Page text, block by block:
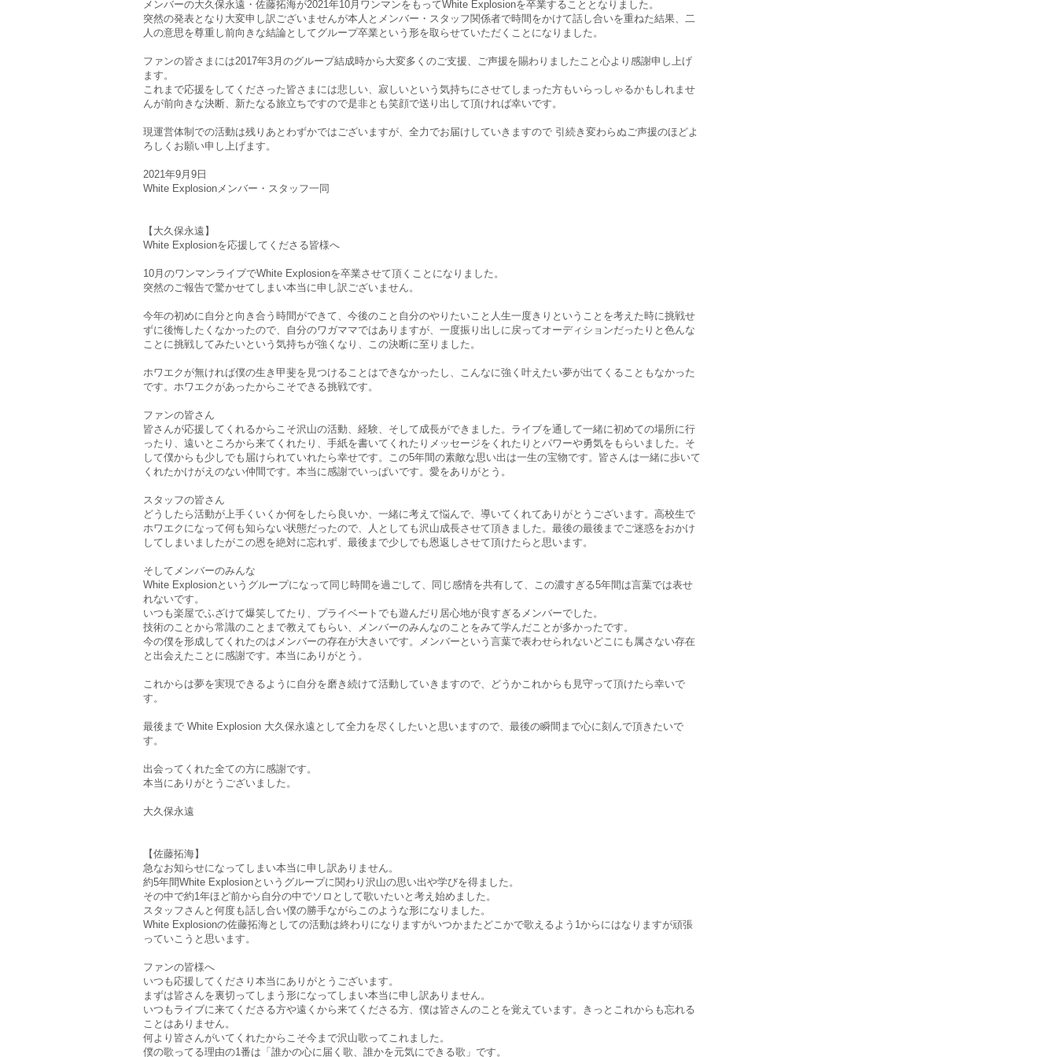
メンバーの大久保永遠・佐藤拓海が2021年10月ワンマンをもってWhite Explosionを卒業することとなりました。
突然の発表となり大変申し訳ございませんが本人とメンバー・スタッフ関係者で時間をかけて話し合いを重ねた結果、二
人の意思を尊重し前向きな結論としてグループ卒業という形を取らせていただくことになりました。
ファンの皆さまには2017年3月のグループ結成時から大変多くのご支援、ご声援を賜わりましたこと心より感謝申し上げ
ます。
これまで応援をしてくださった皆さまには悲しい、寂しいという気持ちにさせてしまった方もいらっしゃるかもしれませ
んが前向きな決断、新たなる旅立ちですので是非とも笑顔で送り出して頂ければ幸いです。
現運営体制での活動は残りあとわずかではございますが、全力でお届けしていきますので 引続き変わらぬご声援のほどよ
ろしくお願い申し上げます。
2021年9月9日
White Explosionメンバー・スタッフ一同
【大久保永遠】
White Explosionを応援してくださる皆様へ
10月のワンマンライブでWhite Explosionを卒業させて頂くことになりました。
突然のご報告で驚かせてしまい本当に申し訳ございません。
今年の初めに自分と向き合う時間ができて、今後のこと自分のやりたいこと人生一度きりということを考えた時に挑戦せ
ずに後悔したくなかったので、自分のワガママではありますが、一度振り出しに戻ってオーディションだったりと色んな
ことに挑戦してみたいという気持ちが強くなり、この決断に至りました。
ホワエクが無ければ僕の生き甲斐を見つけることはできなかったし、こんなに強く叶えたい夢が出てくることもなかった
です。ホワエクがあったからこそできる挑戦です。
ファンの皆さん
皆さんが応援してくれるからこそ沢山の活動、経験、そして成長ができました。ライブを通して一緒に初めての場所に行
ったり、遠いところから来てくれたり、手紙を書いてくれたりメッセージをくれたりとパワーや勇気をもらいました。そ
して僕からも少しでも届けられていれたら幸せです。この5年間の素敵な思い出は一生の宝物です。皆さんは一緒に歩いて
くれたかけがえのない仲間です。本当に感謝でいっぱいです。愛をありがとう。
スタッフの皆さん
どうしたら活動が上手くいくか何をしたら良いか、一緒に考えて悩んで、導いてくれてありがとうございます。高校生で
ホワエクになって何も知らない状態だったので、人としても沢山成長させて頂きました。最後の最後までご迷惑をおかけ
してしまいましたがこの恩を絶対に忘れず、最後まで少しでも恩返しさせて頂けたらと思います。
そしてメンバーのみんな
White Explosionというグループになって同じ時間を過ごして、同じ感情を共有して、この濃すぎる5年間は言葉では表せ
れないです。
いつも楽屋でふざけて爆笑してたり、プライベートでも遊んだり居心地が良すぎるメンバーでした。
技術のことから常識のことまで教えてもらい、メンバーのみんなのことをみて学んだことが多かったです。
今の僕を形成してくれたのはメンバーの存在が大きいです。メンバーという言葉で表わせられないどこにも属さない存在
と出会えたことに感謝です。本当にありがとう。
これからは夢を実現できるように自分を磨き続けて活動していきますので、どうかこれからも見守って頂けたら幸いで
す。
最後まで White Explosion 大久保永遠として全力を尽くしたいと思いますので、最後の瞬間まで心に刻んで頂きたいで
す。
出会ってくれた全ての方に感謝です。
本当にありがとうございました。
大久保永遠
【佐藤拓海】
急なお知らせになってしまい本当に申し訳ありません。
約5年間White Explosionというグループに関わり沢山の思い出や学びを得ました。
その中で約1年ほど前から自分の中でソロとして歌いたいと考え始めました。
スタッフさんと何度も話し合い僕の勝手ながらこのような形になりました。
White Explosionの佐藤拓海としての活動は終わりになりますがいつかまたどこかで歌えるよう1からにはなりますが頑張
っていこうと思います。
ファンの皆様へ
いつも応援してくださり本当にありがとうございます。
まずは皆さんを裏切ってしまう形になってしまい本当に申し訳ありません。
いつもライブに来てくださる方や遠くから来てくださる方、僕は皆さんのことを覚えています。きっとこれからも忘れる
ことはありません。
何より皆さんがいてくれたからこそ今まで沢山歌ってこれました。
僕の歌ってる理由の1番は「誰かの心に届く歌、誰かを元気にできる歌」です。